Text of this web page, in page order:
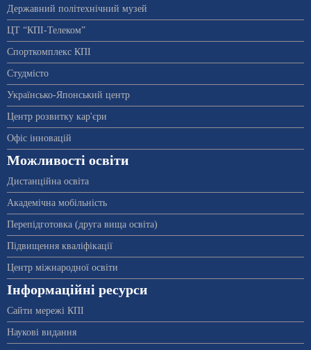
Державний політехнічний музей
ЦТ “КПІ-Телеком”
Спорткомплекс КПІ
Студмісто
Українсько-Японський центр
Центр розвитку кар'єри
Офіс інновацій
Можливості освіти
Дистанційна освіта
Академічна мобільність
Перепідготовка (друга вища освіта)
Підвищення кваліфікації
Центр міжнародної освіти
Інформаційні ресурси
Сайти мережі КПІ
Наукові видання